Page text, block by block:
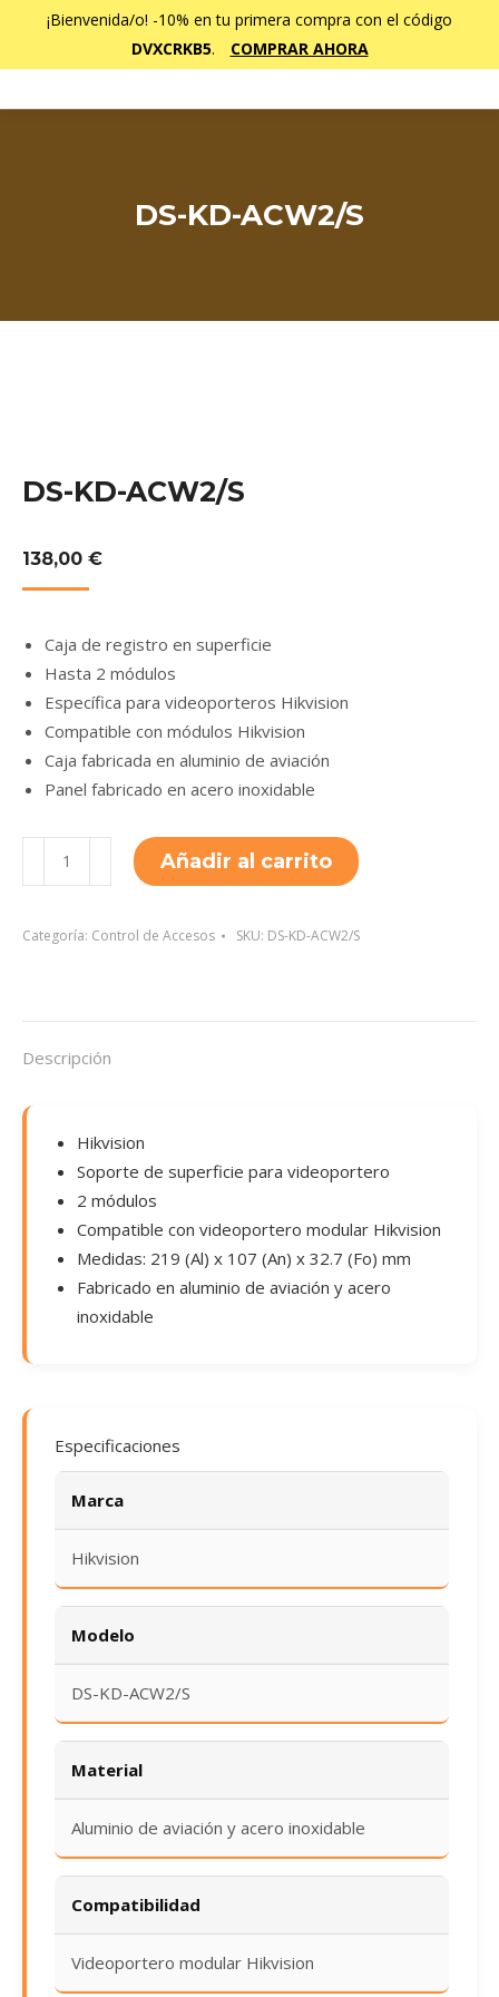
¡Bienvenida/o! -10% en tu primera compra con el código
DVXCRKB5. COMPRAR AHORA
DS-KD-ACW2/S
DS-KD-ACW2/S
138,00 €
Caja de registro en superficie
Hasta 2 módulos
Específica para videoporteros Hikvision
Compatible con módulos Hikvision
Caja fabricada en aluminio de aviación
Panel fabricado en acero inoxidable
KD-
cantidad
Añadir al carrito
Categoría: Control de Accesos SKU: DS-KD-ACW2/S
Descripción
Hikvision
Soporte de superficie para videoportero
2 módulos
Compatible con videoportero modular Hikvision
Medidas: 219 (Al) x 107 (An) x 32.7 (Fo) mm
Fabricado en aluminio de aviación y acero
inoxidable
Especificaciones
Marca
Hikvision
Modelo
DS-KD-ACW2/S
Material
Aluminio de aviación y acero inoxidable
Compatibilidad
Videoportero modular Hikvision